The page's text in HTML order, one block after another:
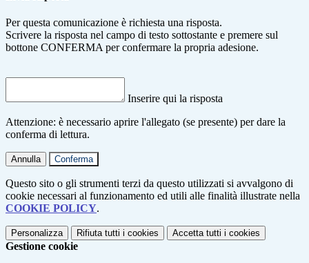
Per questa comunicazione è richiesta una risposta.
Scrivere la risposta nel campo di testo sottostante e premere sul
bottone CONFERMA per confermare la propria adesione.
Inserire qui la risposta
Attenzione: è necessario aprire l'allegato (se presente) per dare la
conferma di lettura.
Annulla Conferma
Questo sito o gli strumenti terzi da questo utilizzati si avvalgono di
cookie necessari al funzionamento ed utili alle finalità illustrate nella
COOKIE POLICY.
Personalizza Rifiuta tutti i cookies Accetta tutti i cookies
Gestione cookie